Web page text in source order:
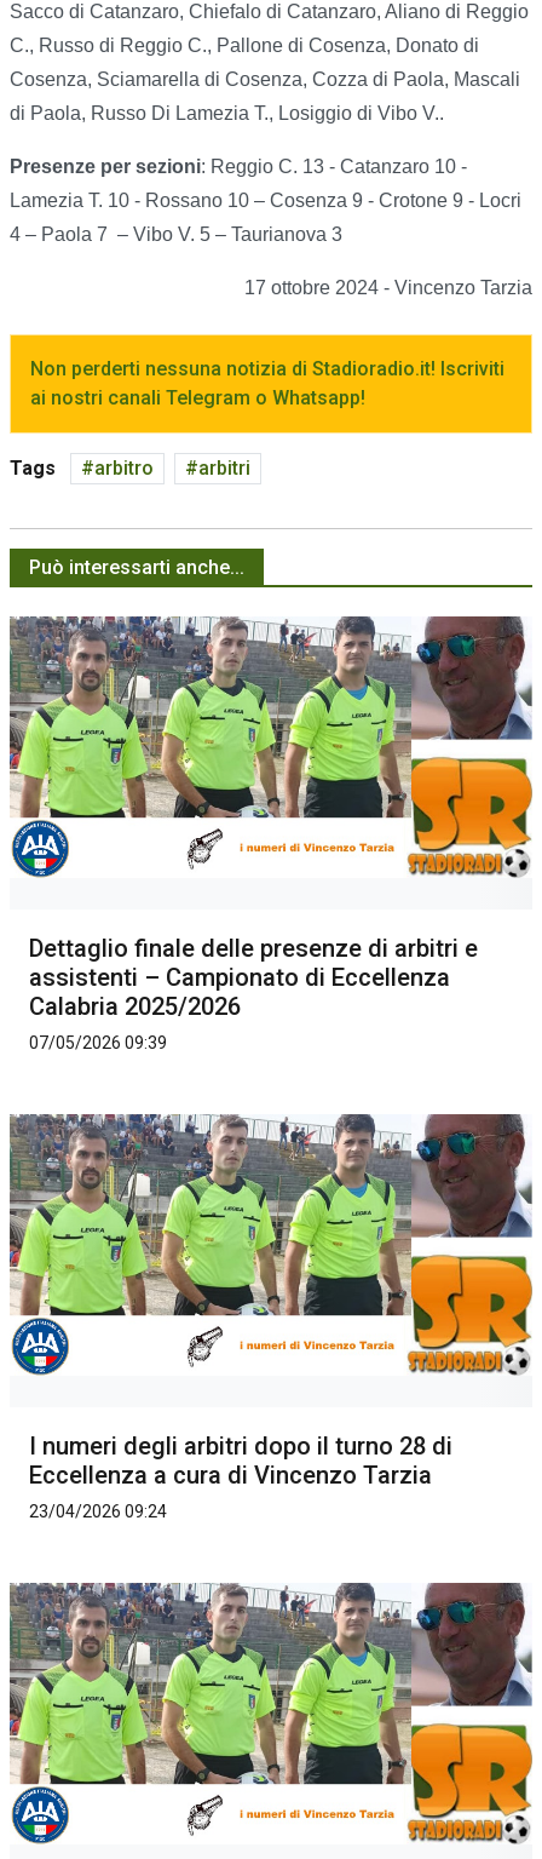
Sacco di Catanzaro, Chiefalo di Catanzaro, Aliano di Reggio
C., Russo di Reggio C., Pallone di Cosenza, Donato di
Cosenza, Sciamarella di Cosenza, Cozza di Paola, Mascali
di Paola, Russo Di Lamezia T., Losiggio di Vibo V..
Presenze per sezioni: Reggio C. 13 - Catanzaro 10 -
Lamezia T. 10 - Rossano 10 – Cosenza 9 - Crotone 9 - Locri
4 – Paola 7 – Vibo V. 5 – Taurianova 3
17 ottobre 2024 - Vincenzo Tarzia
Non perderti nessuna notizia di Stadioradio.it! Iscriviti
ai nostri canali Telegram o Whatsapp!
Tags arbitro arbitri
Può interessarti anche...
Dettaglio finale delle presenze di arbitri e
assistenti – Campionato di Eccellenza
Calabria 2025/2026
07/05/2026 09:39
I numeri degli arbitri dopo il turno 28 di
Eccellenza a cura di Vincenzo Tarzia
23/04/2026 09:24